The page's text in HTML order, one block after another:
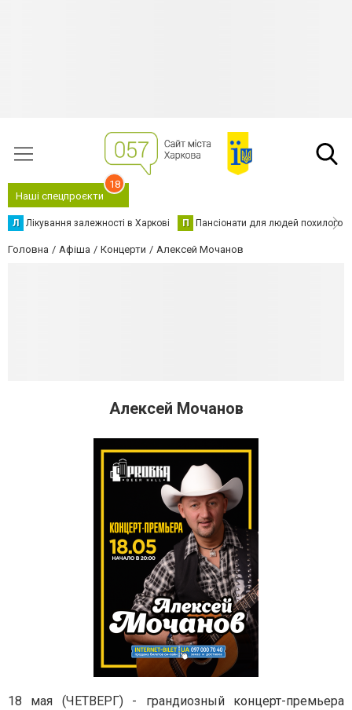
Наші спецпроєкти
18
Л Лікування залежності в Харкові П Пансіонати для людей похилого
Головна Афіша Концерти Алексей Мочанов
Алексей Мочанов
18 мая (ЧЕТВЕРГ) - грандиозный концерт-премьера